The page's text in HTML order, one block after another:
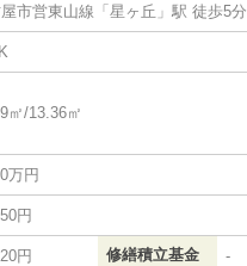
市営東山線 「 星ヶ丘 」駅 徒歩5分
㎡/13.36㎡
万円
円
円 修繕積立基金 -